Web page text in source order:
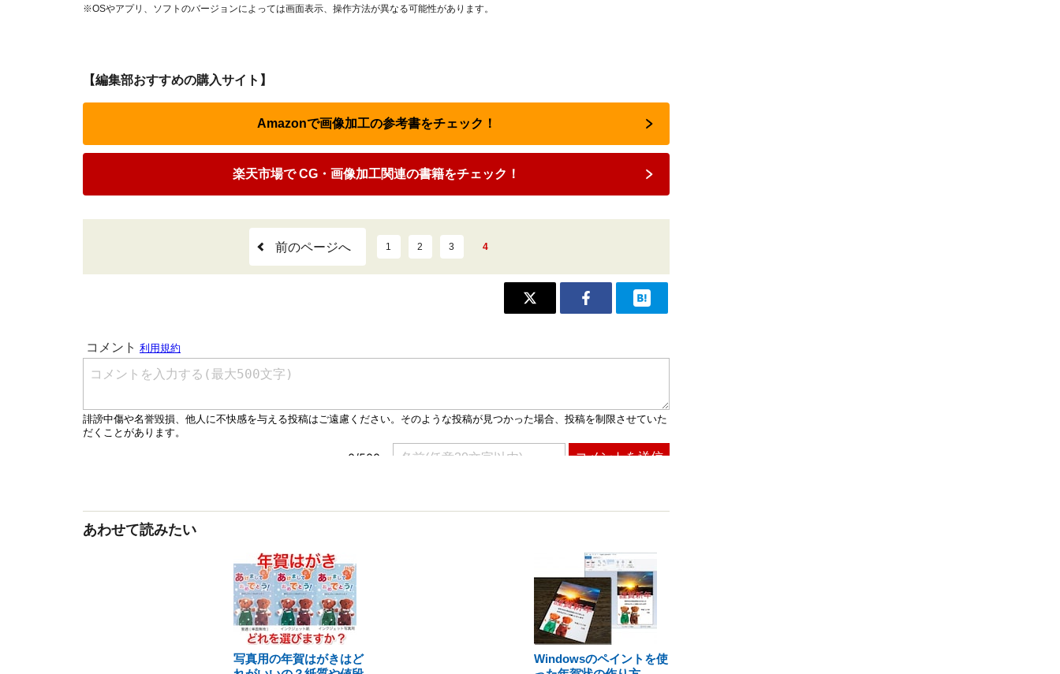
※OSやアプリ、ソフトのバージョンによっては画面表示、操作方法が異なる可能性があります。
【編集部おすすめの購入サイト】
Amazonで画像加工の参考書をチェック！
楽天市場で CG・画像加工関連の書籍をチェック！
前のページへ 1 2 3 4
あわせて読みたい
写真用の年賀はがきはど
Windowsのペイントを使